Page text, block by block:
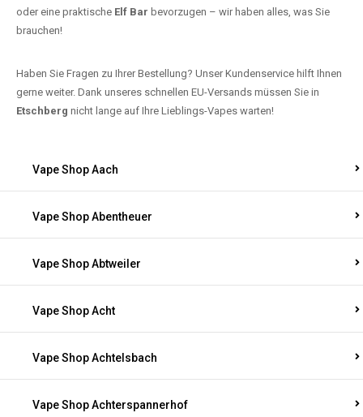
oder eine praktische Elf Bar bevorzugen – wir haben alles, was Sie
brauchen!
Haben Sie Fragen zu Ihrer Bestellung? Unser Kundenservice hilft Ihnen
gerne weiter. Dank unseres schnellen EU-Versands müssen Sie in
Etschberg nicht lange auf Ihre Lieblings-Vapes warten!
Vape Shop Aach
Vape Shop Abentheuer
Vape Shop Abtweiler
Vape Shop Acht
Vape Shop Achtelsbach
Vape Shop Achterspannerhof